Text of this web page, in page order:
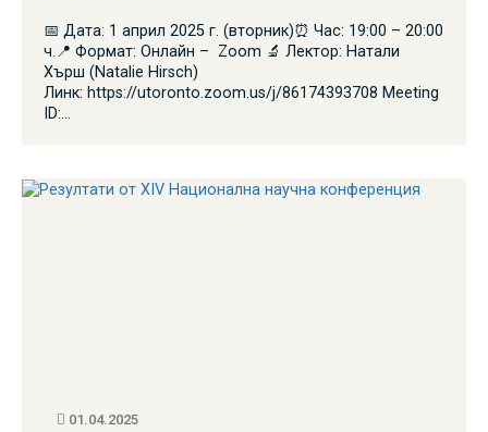
📅 Дата: 1 април 2025 г. (вторник)⏰ Час: 19:00 – 20:00
ч.📍 Формат: Онлайн – Zoom 🔬 Лектор: Натали
Хърш (Natalie Hirsch)
Линк: https://utoronto.zoom.us/j/86174393708 Meeting
ID:…
01.04.2025